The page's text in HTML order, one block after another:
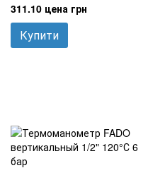
311.10 цена грн
Купити